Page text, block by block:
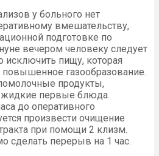
у больного нет
вмешательству,
подготовке по
вечером человеку следует
исключить пищу, которая
газообразование.
продукты,
первые блюда.
до оперативного
произвести очищение
при помощи 2 клизм.
сделать перерыв на 1 час.